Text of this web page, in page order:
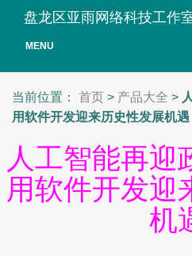
盘龙区亚雨网络科技工作
MENU
当前位置： 首页 > 产品大全 >
用软件开发迎来历史性发展机遇
人工智能再迎
用软件开发迎
机